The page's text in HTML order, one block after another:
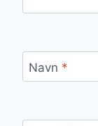
Navn *